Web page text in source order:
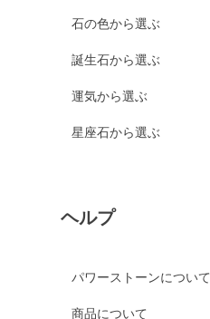
石の色から選ぶ
誕生石から選ぶ
運気から選ぶ
星座石から選ぶ
ヘルプ
パワーストーンについて
商品について